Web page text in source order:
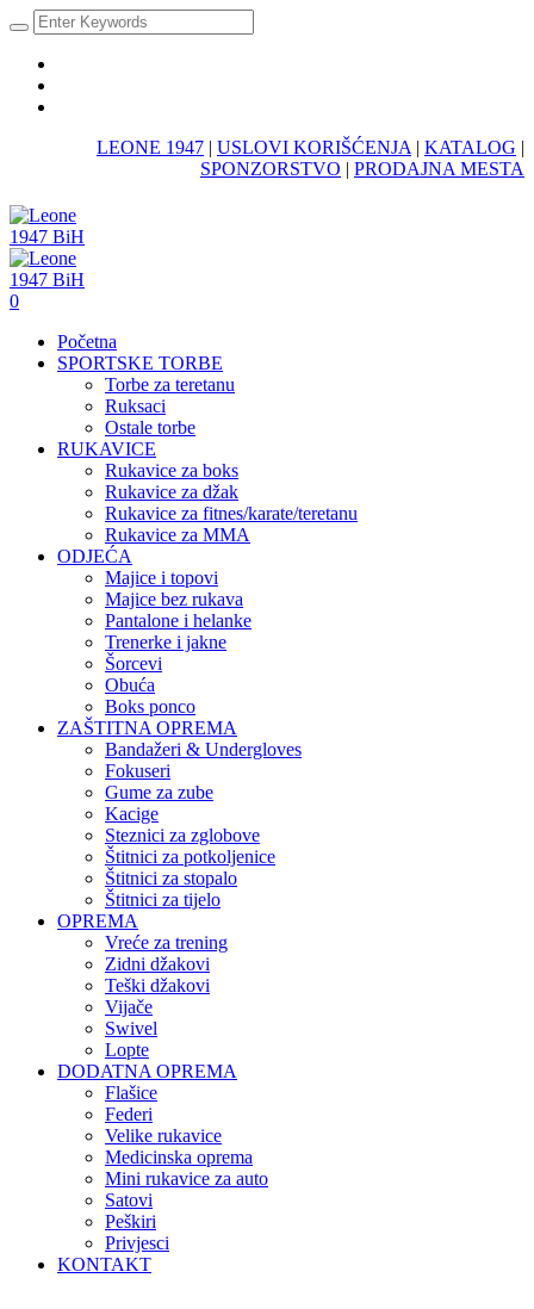
LEONE 1947 | USLOVI KORIŠĆENJA | KATALOG |
SPONZORSTVO | PRODAJNA MESTA
0
Početna
SPORTSKE TORBE
Torbe za teretanu
Ruksaci
Ostale torbe
RUKAVICE
Rukavice za boks
Rukavice za džak
Rukavice za fitnes/karate/teretanu
Rukavice za MMA
ODJEĆA
Majice i topovi
Majice bez rukava
Pantalone i helanke
Trenerke i jakne
Šorcevi
Obuća
Boks ponco
ZAŠTITNA OPREMA
Bandažeri & Undergloves
Fokuseri
Gume za zube
Kacige
Steznici za zglobove
Štitnici za potkoljenice
Štitnici za stopalo
Štitnici za tijelo
OPREMA
Vreće za trening
Zidni džakovi
Teški džakovi
Vijače
Swivel
Lopte
DODATNA OPREMA
Flašice
Federi
Velike rukavice
Medicinska oprema
Mini rukavice za auto
Satovi
Peškiri
Privjesci
KONTAKT